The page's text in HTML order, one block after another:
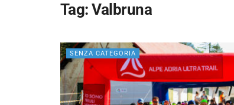
Tag:Valbruna
SENZA CATEGORIA